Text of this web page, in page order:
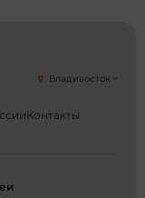
Контакты
Владивосток